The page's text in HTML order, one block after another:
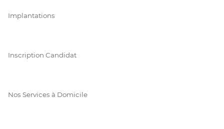
Implantations
Inscription Candidat
Nos Services à Domicile